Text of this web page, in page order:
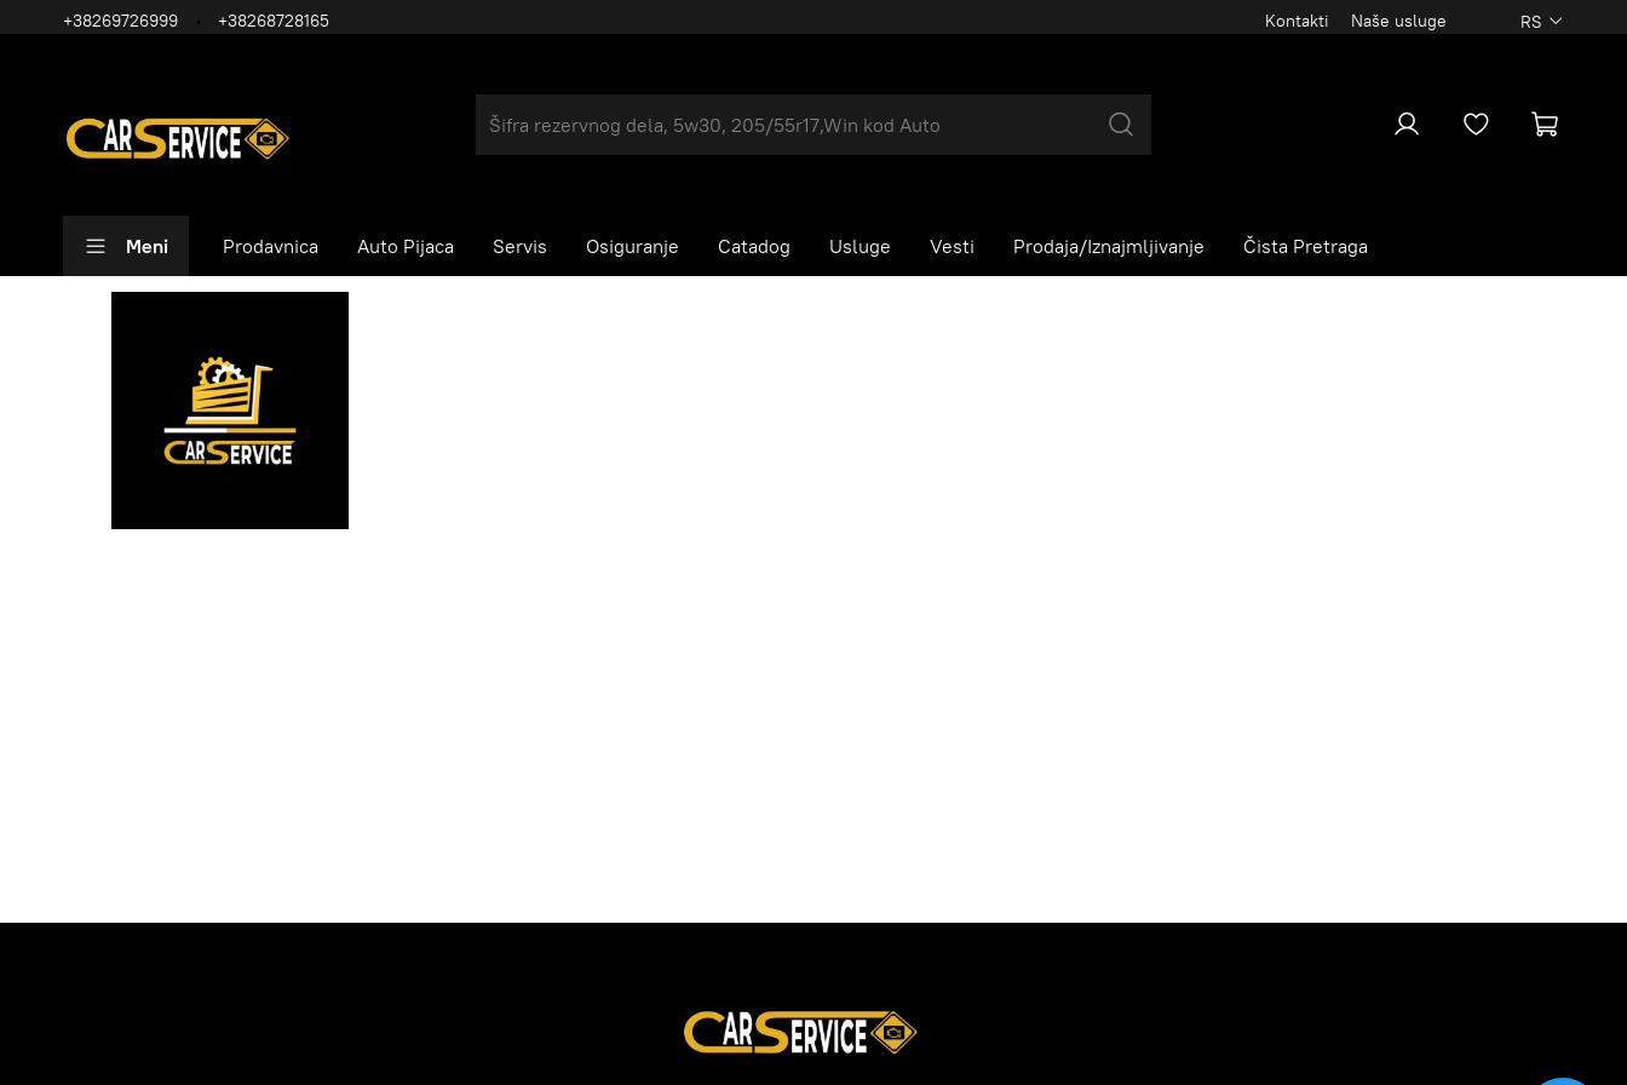
Kontakti Naše usluge
+38269726999 +38268728165 RS
Meni Prodavnica Auto Pijaca Servis Osiguranje Catadog Usluge Vesti Prodaja/Iznajmljivanje Čista Pretraga